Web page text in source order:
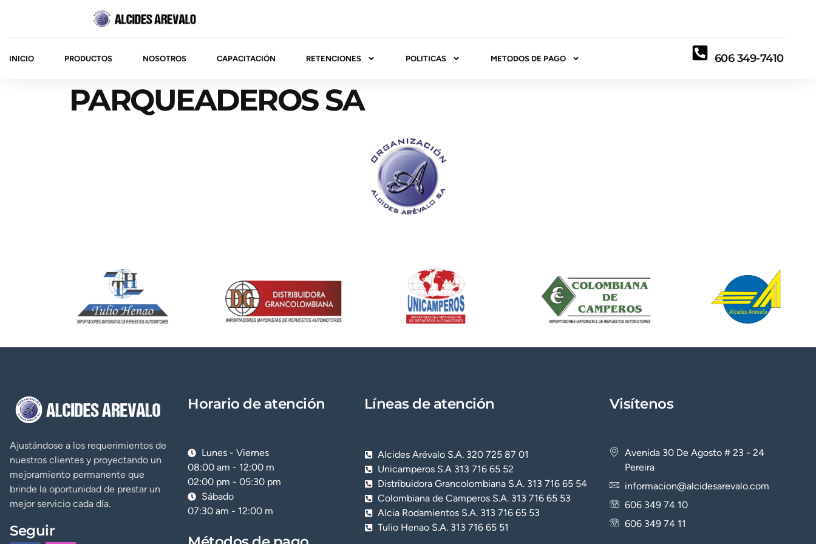
INICIO PRODUCTOS NOSOTROS CAPACITACIÓN RETENCIONES POLITICAS METODOS DE PAGO 606 349-7410
PARQUEADEROS SA
Ajustándose a los requerimientos de
nuestros clientes y proyectando un
mejoramiento permanente que
brinde la oportunidad de prestar un
mejor servicio cada día.
Seguir
Horario de atención
Lunes - Viernes
08:00 am - 12:00 m
02:00 pm - 05:30 pm
Sábado
07:30 am - 12:00 m
Líneas de atención
Alcides Arévalo S.A. 320 725 87 01
Unicamperos S.A 313 716 65 52
Distribuidora Grancolombiana S.A. 313 716 65 54
Colombiana de Camperos S.A. 313 716 65 53
Alcia Rodamientos S.A. 313 716 65 53
Tulio Henao S.A. 313 716 65 51
Visítenos
Avenida 30 De Agosto # 23 - 24
Pereira
informacion@alcidesarevalo.com
606 349 74 10
606 349 74 11